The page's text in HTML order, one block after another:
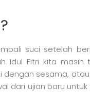
suci setelah
Idul Fitri kita masih
sesama,
dari ujian baru